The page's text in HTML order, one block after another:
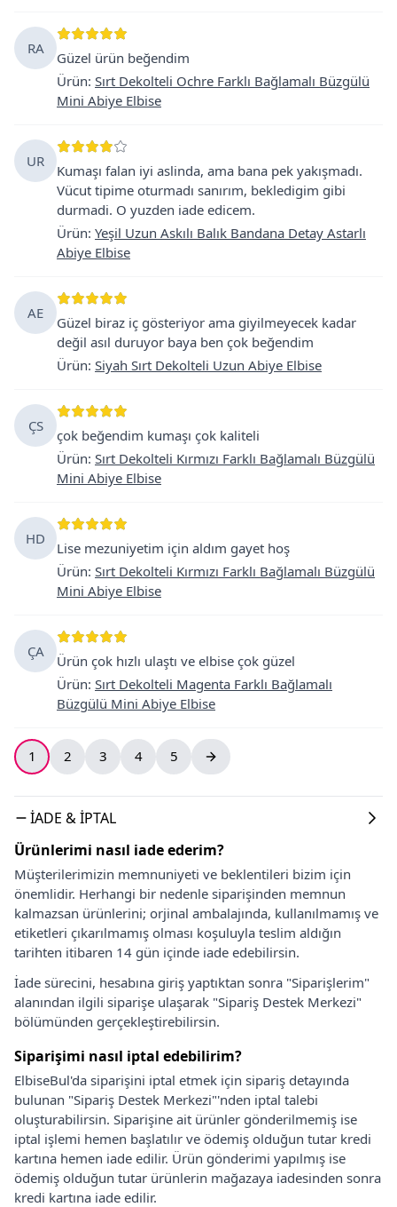
RA
Güzel ürün beğendim
Ürün: Sırt Dekolteli Ochre Farklı Bağlamalı Büzgülü
Mini Abiye Elbise
UR
Kumaşı falan iyi aslinda, ama bana pek yakışmadı.
Vücut tipime oturmadı sanırım, bekledigim gibi
durmadi. O yuzden iade edicem.
Ürün: Yeşil Uzun Askılı Balık Bandana Detay Astarlı
Abiye Elbise
AE
Güzel biraz iç gösteriyor ama giyilmeyecek kadar
değil asıl duruyor baya ben çok beğendim
Ürün: Siyah Sırt Dekolteli Uzun Abiye Elbise
ÇS
çok beğendim kumaşı çok kaliteli
Ürün: Sırt Dekolteli Kırmızı Farklı Bağlamalı Büzgülü
Mini Abiye Elbise
HD
Lise mezuniyetim için aldım gayet hoş
Ürün: Sırt Dekolteli Kırmızı Farklı Bağlamalı Büzgülü
Mini Abiye Elbise
ÇA
Ürün çok hızlı ulaştı ve elbise çok güzel
Ürün: Sırt Dekolteli Magenta Farklı Bağlamalı
Büzgülü Mini Abiye Elbise
1 2 3 4 5
İADE & İPTAL
Ürünlerimi nasıl iade ederim?
Müşterilerimizin memnuniyeti ve beklentileri bizim için
önemlidir. Herhangi bir nedenle siparişinden memnun
kalmazsan ürünlerini; orjinal ambalajında, kullanılmamış ve
etiketleri çıkarılmamış olması koşuluyla teslim aldığın
tarihten itibaren 14 gün içinde iade edebilirsin.
İade sürecini, hesabına giriş yaptıktan sonra "Siparişlerim"
alanından ilgili siparişe ulaşarak "Sipariş Destek Merkezi"
bölümünden gerçekleştirebilirsin.
Siparişimi nasıl iptal edebilirim?
ElbiseBul'da siparişini iptal etmek için sipariş detayında
bulunan "Sipariş Destek Merkezi"'nden iptal talebi
oluşturabilirsin. Siparişine ait ürünler gönderilmemiş ise
iptal işlemi hemen başlatılır ve ödemiş olduğun tutar kredi
kartına hemen iade edilir. Ürün gönderimi yapılmış ise
ödemiş olduğun tutar ürünlerin mağazaya iadesinden sonra
kredi kartına iade edilir.